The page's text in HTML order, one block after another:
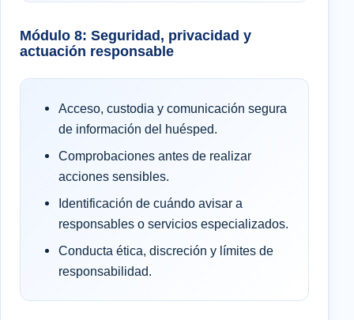
Módulo 8: Seguridad, privacidad y
actuación responsable
Acceso, custodia y comunicación segura
de información del huésped.
Comprobaciones antes de realizar
acciones sensibles.
Identificación de cuándo avisar a
responsables o servicios especializados.
Conducta ética, discreción y límites de
responsabilidad.